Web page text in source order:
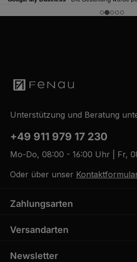
Unterstützung und Beratung
+49 911 979 17 230
Mo-Do, 08:00 - 16:00 Uhr | Fr,
Oder über unser
Zahlungsarten
Versandarten
Newsletter